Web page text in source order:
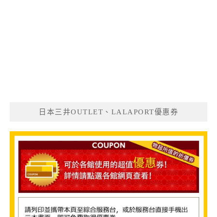
日本三井OUTLET、LALAPORT優惠券